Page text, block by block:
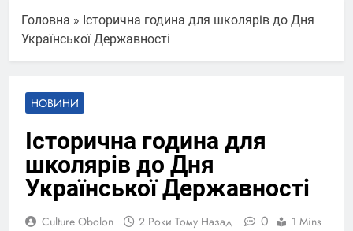
Головна » Історична година для школярів до Дня
Української Державності
НОВИНИ
Історична година для
школярів до Дня
Української Державності
Culture Obolon 2 Роки Тому Назад 0 1 Mins